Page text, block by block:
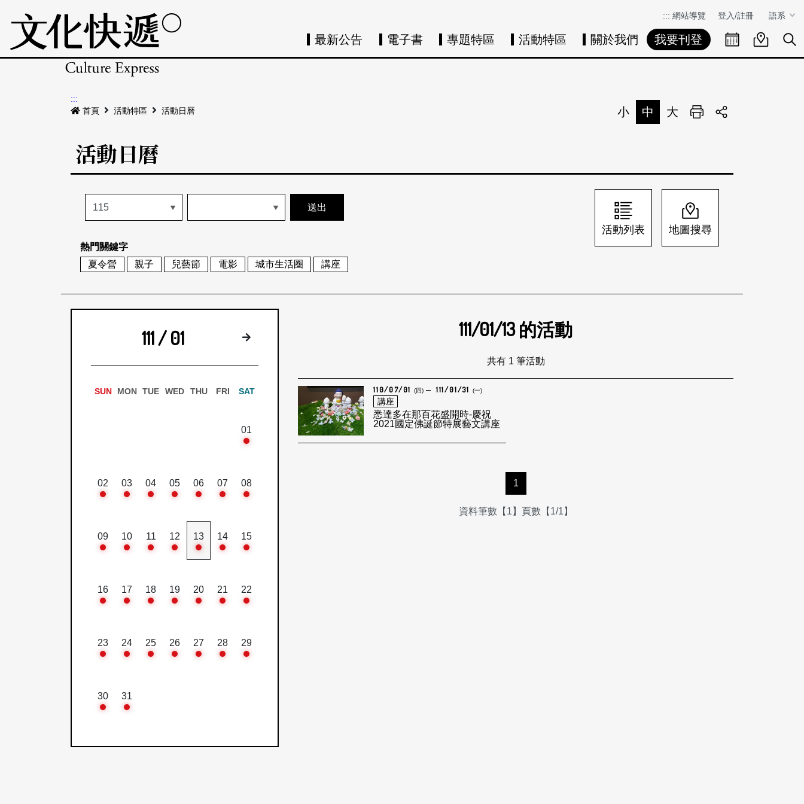
::: 網站導覽 登入/註冊 語系
最新公告 電子書 專題特區 活動特區 關於我們 我要刊登 活動日曆活動地圖展
:::
首頁
活動特區 活動日曆 小 中 大 列印
活動日曆
熱門關鍵字
夏令營
親子 兒藝節 電影 城市生活圈 講座
活動列表 地圖搜尋
111 / 01 下個月
SUN MON TUE WED THU FRI SAT
01
02 03 04 05 06 07 08
09 10 11 12 13 14 15
16 17 18 19 20 21 22
23 24 25 26 27 28 29
30 31
111/01/13的活動
共有 1 筆活動
110/07/01 (四) 111/01/31 (一)
講座
悉達多在那百花盛開時-慶祝
2021國定佛誕節特展藝文講座
1
資料筆數【1】頁數【1/1】